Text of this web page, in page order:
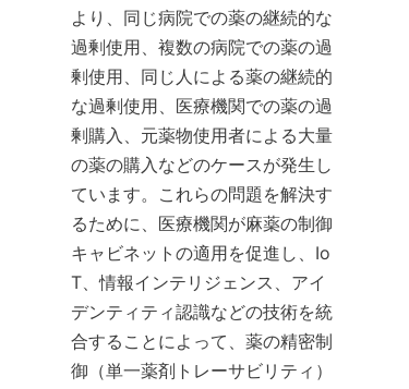
より、同じ病院での薬の継続的な
過剰使用、複数の病院での薬の過
剰使用、同じ人による薬の継続的
な過剰使用、医療機関での薬の過
剰購入、元薬物使用者による大量
の薬の購入などのケースが発生し
ています。これらの問題を解決す
るために、医療機関が麻薬の制御
キャビネットの適用を促進し、Io
T、情報インテリジェンス、アイ
デンティティ認識などの技術を統
合することによって、薬の精密制
御（単一薬剤トレーサビリティ）